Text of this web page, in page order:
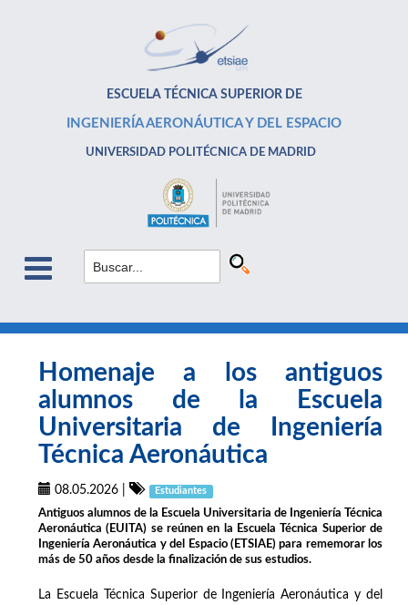
ESCUELA TÉCNICA SUPERIOR DE
INGENIERÍA AERONÁUTICA Y DEL ESPACIO
UNIVERSIDAD POLITÉCNICA DE MADRID
Homenaje a los antiguos
alumnos de la Escuela
Universitaria de Ingeniería
Técnica Aeronáutica
08.05.2026 Estudiantes
Antiguos alumnos de la Escuela Universitaria de Ingeniería Técnica
Aeronáutica (EUITA) se reúnen en la Escuela Técnica Superior de
Ingeniería Aeronáutica y del Espacio (ETSIAE) para rememorar los
más de 50 años desde la finalización de sus estudios.
La Escuela Técnica Superior de Ingeniería Aeronáutica y del